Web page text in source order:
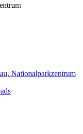
Nationalparkzentrum